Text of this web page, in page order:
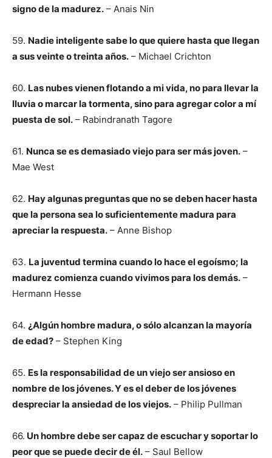
signo de la madurez. – Anais Nin
59. Nadie inteligente sabe lo que quiere hasta que llegan
a sus veinte o treinta años. – Michael Crichton
60. Las nubes vienen flotando a mi vida, no para llevar la
lluvia o marcar la tormenta, sino para agregar color a mí
puesta de sol. – Rabindranath Tagore
61. Nunca se es demasiado viejo para ser más joven. –
Mae West
62. Hay algunas preguntas que no se deben hacer hasta
que la persona sea lo suficientemente madura para
apreciar la respuesta. – Anne Bishop
63. La juventud termina cuando lo hace el egoísmo; la
madurez comienza cuando vivimos para los demás. –
Hermann Hesse
64. ¿Algún hombre madura, o sólo alcanzan la mayoría
de edad? – Stephen King
65. Es la responsabilidad de un viejo ser ansioso en
nombre de los jóvenes. Y es el deber de los jóvenes
despreciar la ansiedad de los viejos. – Philip Pullman
66. Un hombre debe ser capaz de escuchar y soportar lo
peor que se puede decir de él. – Saul Bellow